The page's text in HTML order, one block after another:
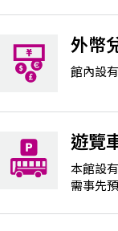
外幣
館內設
遊覽
本館設
需事先